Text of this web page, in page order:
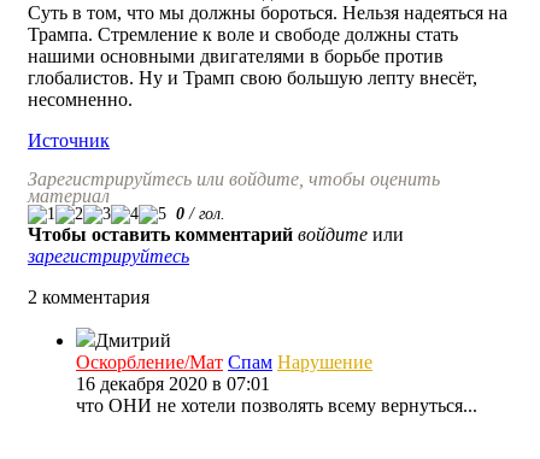
Суть в том, что мы должны бороться. Нельзя надеяться на
Трампа. Стремление к воле и свободе должны стать
нашими основными двигателями в борьбе против
глобалистов. Ну и Трамп свою большую лепту внесёт,
несомненно.
Источник
Зарегистрируйтесь или войдите, чтобы оценить
материал
0 / гол.
Чтобы оставить комментарий войдите или
зарегистрируйтесь
2 комментария
Дмитрий
Оскорбление/Мат Спам Нарушение
16 декабря 2020 в 07:01
что ОНИ не хотели позволять всему вернуться...